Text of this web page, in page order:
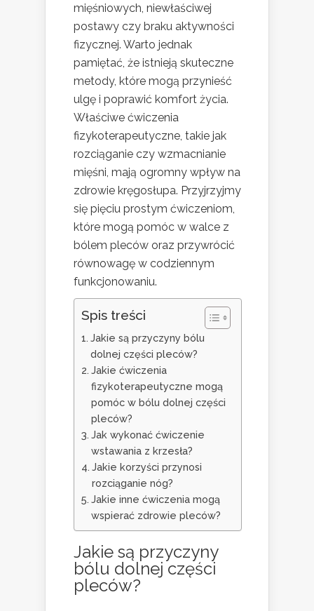
mięśniowych, niewłaściwej
postawy czy braku aktywności
fizycznej. Warto jednak
pamiętać, że istnieją skuteczne
metody, które mogą przynieść
ulgę i poprawić komfort życia.
Właściwe ćwiczenia
fizykoterapeutyczne, takie jak
rozciąganie czy wzmacnianie
mięśni, mają ogromny wpływ na
zdrowie kręgosłupa. Przyjrzyjmy
się pięciu prostym ćwiczeniom,
które mogą pomóc w walce z
bólem pleców oraz przywrócić
równowagę w codziennym
funkcjonowaniu.
Spis treści
Jakie są przyczyny bólu
dolnej części pleców?
Jakie ćwiczenia
fizykoterapeutyczne mogą
pomóc w bólu dolnej części
pleców?
Jak wykonać ćwiczenie
wstawania z krzesła?
Jakie korzyści przynosi
rozciąganie nóg?
Jakie inne ćwiczenia mogą
wspierać zdrowie pleców?
Jakie są przyczyny
bólu dolnej części
pleców?